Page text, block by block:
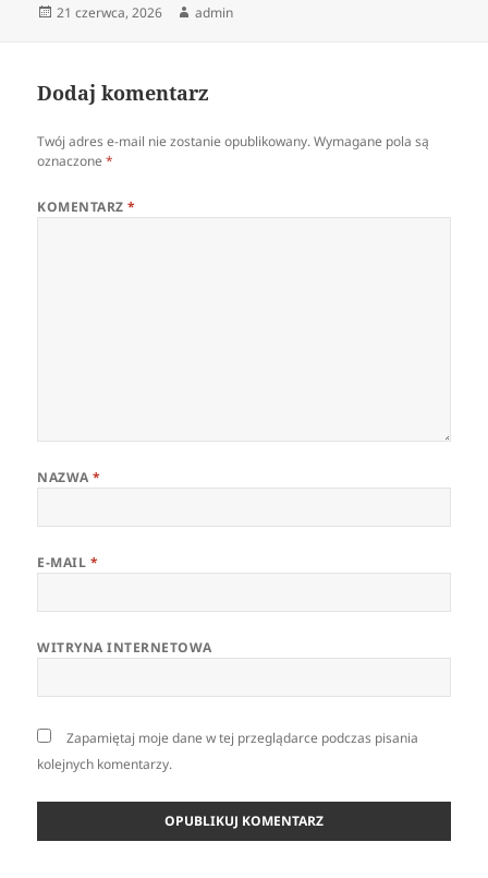
Data
21 czerwca, 2026 Autor
admin
Dodaj komentarz
Twój adres e-mail nie zostanie opublikowany. Wymagane pola są
oznaczone*
KOMENTARZ*
NAZWA*
E-MAIL *
WITRYNA INTERNETOWA
Zapamiętaj moje dane w tej przeglądarce podczas pisania
kolejnych komentarzy.